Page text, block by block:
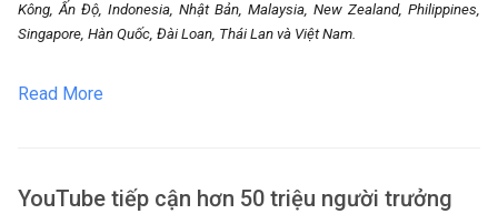
Kông, Ấn Độ, Indonesia, Nhật Bản, Malaysia, New Zealand, Philippines,
Singapore, Hàn Quốc, Đài Loan, Thái Lan và Việt Nam.
Read More
YouTube tiếp cận hơn 50 triệu người trưởng